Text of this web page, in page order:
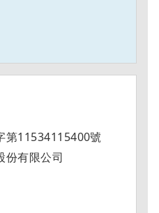
第11534115400號
份有限公司